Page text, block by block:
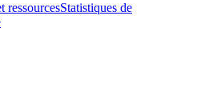
ressourcesStatistiques de